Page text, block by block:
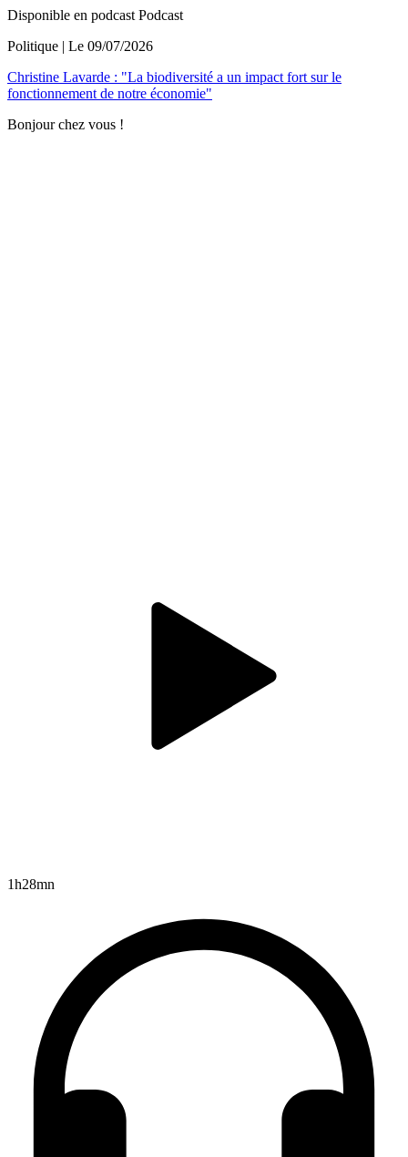
Disponible en podcast Podcast
Politique | Le 09/07/2026
Christine Lavarde : "La biodiversité a un impact fort sur le
fonctionnement de notre économie"
Bonjour chez vous !
1h28mn